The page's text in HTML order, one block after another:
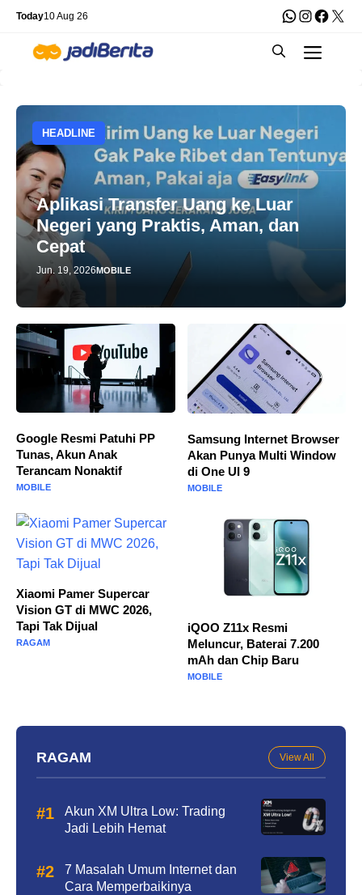
Skip
content
Today10 Aug 26 WhatsApp
X
HEADLINE
Aplikasi Transfer Uang ke Luar
Negeri yang Praktis, Aman, dan
Cepat
Jun. 19, 2026MOBILE
Google Resmi Patuhi PP
Tunas, Akun Anak
Terancam Nonaktif
MOBILE
Samsung Internet Browser
Akan Punya Multi Window
di One UI 9
MOBILE
Xiaomi Pamer Supercar
Vision GT di MWC 2026,
Tapi Tak Dijual
RAGAM
iQOO Z11x Resmi
Meluncur, Baterai 7.200
mAh dan Chip Baru
MOBILE
RAGAM View All
Akun XM Ultra Low: Trading
Jadi Lebih Hemat
7 Masalah Umum Internet dan
Cara Memperbaikinya